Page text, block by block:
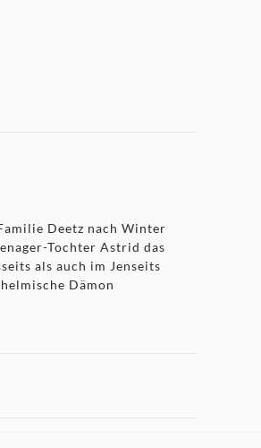
Deetz nach Winter
Tochter Astrid das
als auch im Jenseits
Dämon